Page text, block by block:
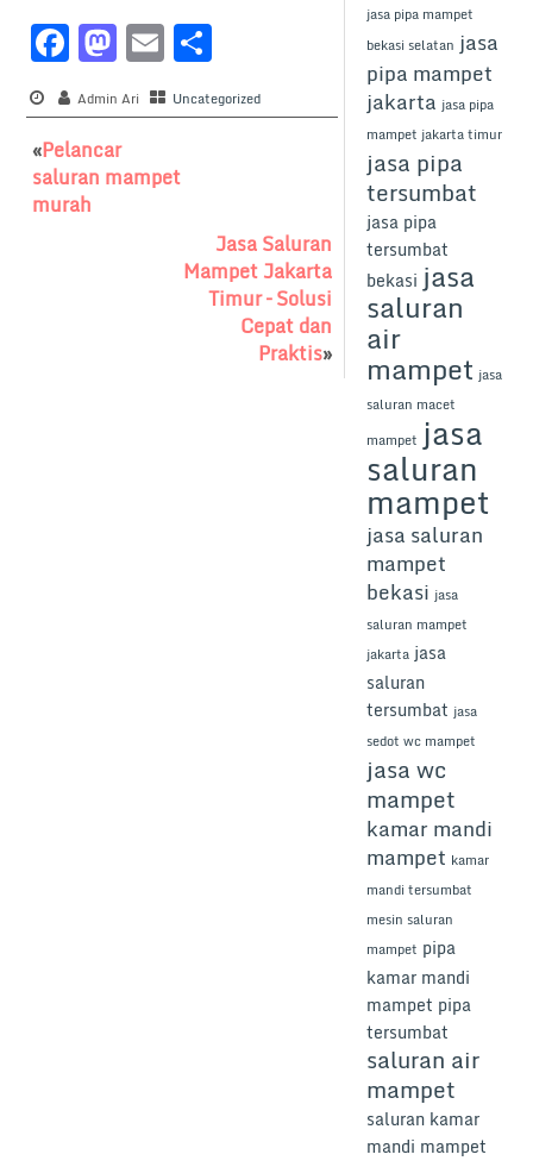
F
a
c
e
b
M
a
st
o
d
E
m
ai
l
h
ar
Admin Ari Uncategorized
«Pelancar
saluran mampet
murah
Jasa Saluran
Mampet Jakarta
Timur – Solusi
Cepat dan
Praktis»
jasa pipa mampet
bekasi selatan jasa
pipa mampet
jakarta jasa pipa
mampet jakarta timur
jasa pipa
tersumbat
jasa pipa
tersumbat
bekasi jasa
saluran
air
mampet jasa
saluran macet
mampet jasa
saluran
mampet
jasa saluran
mampet
bekasi jasa
saluran mampet
jakarta jasa
saluran
tersumbat jasa
sedot wc mampet
jasa wc
mampet
kamar mandi
mampet kamar
mandi tersumbat
mesin saluran
mampet pipa
kamar mandi
mampet pipa
tersumbat
saluran air
mampet
saluran kamar
mandi mampet